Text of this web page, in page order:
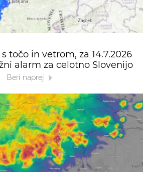
točo in vetrom, za 14.7.2026
alarm za celotno Slovenijo
Beri naprej